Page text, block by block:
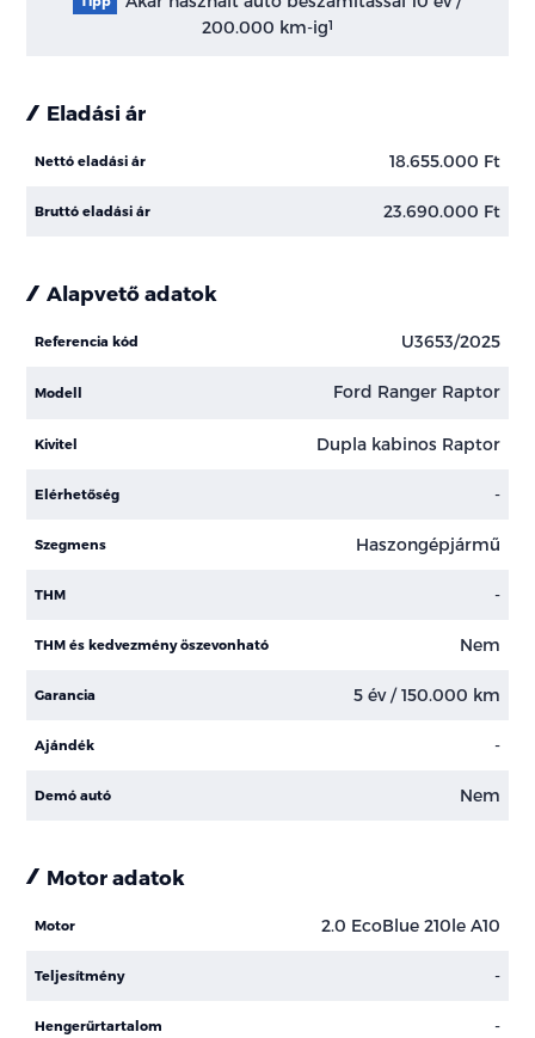
200.000 km-ig1
Eladási ár
Nettó eladási ár 18.655.000 Ft
Bruttó eladási ár 23.690.000 Ft
Alapvető adatok
Referencia kód U3653/2025
Modell Ford Ranger Raptor
Kivitel Dupla kabinos Raptor
Elérhetőség -
Szegmens Haszongépjármű
THM -
THM és kedvezmény öszevonható Nem
Garancia 5 év / 150.000 km
Ajándék -
Demó autó Nem
Motor adatok
Motor 2.0 EcoBlue 210le A10
Teljesítmény -
Hengerűrtartalom -